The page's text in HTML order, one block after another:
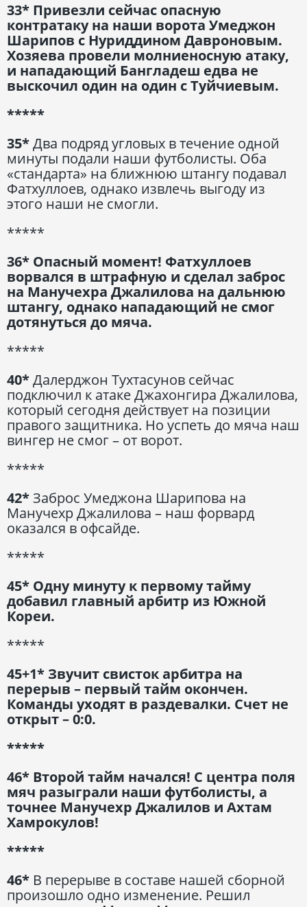
33* Привезли сейчас опасную
контратаку на наши ворота Умеджон
Шарипов с Нуриддином Давроновым.
Хозяева провели молниеносную атаку,
и нападающий Бангладеш едва не
выскочил один на один с Туйчиевым.
*****
35*Два подряд угловых в течение одной
минуты подали наши футболисты. Оба
«стандарта» на ближнюю штангу подавал
Фатхуллоев, однако извлечь выгоду из
этого наши не смогли.
*****
36* Опасный момент! Фатхуллоев
ворвался в штрафную и сделал заброс
на Манучехра Джалилова на дальнюю
штангу, однако нападающий не смог
дотянуться до мяча.
*****
40*Далерджон Тухтасунов сейчас
подключил к атаке Джахонгира Джалилова,
который сегодня действует на позиции
правого защитника. Но успеть до мяча наш
вингер не смог – от ворот.
*****
42*Заброс Умеджона Шарипова на
Манучехр Джалилова – наш форвард
оказался в офсайде.
*****
45* Одну минуту к первому тайму
добавил главный арбитр из Южной
Кореи.
*****
45+1* Звучит свисток арбитра на
перерыв – первый тайм окончен.
Команды уходят в раздевалки. Счет не
открыт – 0:0.
*****
46* Второй тайм начался! С центра поля
мяч разыграли наши футболисты, а
точнее Манучехр Джалилов и Ахтам
Хамрокулов!
*****
46* В перерыве в составе нашей сборной
произошло одно изменение. Решил